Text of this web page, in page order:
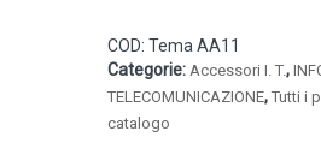
COD: Tema AA11
Categorie: Accessori I. T.,
TELECOMUNICAZIONE, Tutti i
catalogo